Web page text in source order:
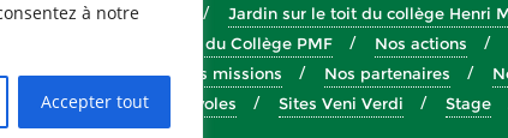
à notre
Accepter tout
Germaine Tillion
Jardin sur le toit du collège Henri
Micro Ferme du Collège PMF Nos actions
Nos formations Nos missions Nos partenaires
Paroles de Bénévoles
Sites Veni Verdi Stage